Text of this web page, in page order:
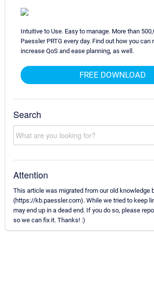
Intuitive to Use. Easy to manage. More than
Paessler PRTG every day. Find out how you can
increase QoS and ease planning, as well.
FREE DOWNLOAD
Search
Attention
This article was migrated from our old knowledge
(https://kb.paessler.com). While we tried to keep
may end up in a dead end. If you do so, please
so we can fix it. Thanks! :)